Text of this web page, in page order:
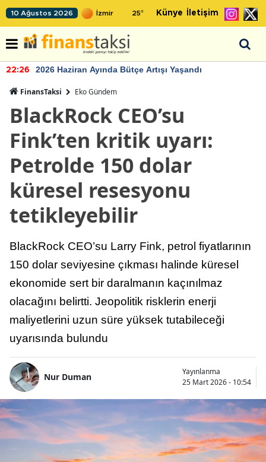
10 Ağustos 2026 25° Künye İletişim
22:26 2026 Haziran Ayında Bütçe Artışı Yaşandı
FinansTaksi Eko Gündem
BlackRock CEO’su
Fink’ten kritik uyarı:
Petrolde 150 dolar
küresel resesyonu
tetikleyebilir
BlackRock CEO’su Larry Fink, petrol fiyatlarının
150 dolar seviyesine çıkması halinde küresel
ekonomide sert bir daralmanın kaçınılmaz
olacağını belirtti. Jeopolitik risklerin enerji
maliyetlerini uzun süre yüksek tutabileceği
uyarısında bulundu
Nur Duman
Yayınlanma
25 Mart 2026 - 10:54